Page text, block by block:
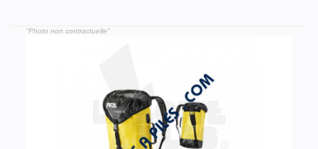
"Photo non contractuelle"